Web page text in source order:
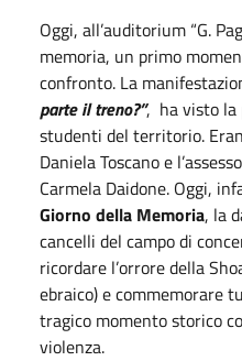
Oggi, all’auditorium “G.
memoria, un primo
confronto. La
parte il treno?”, ha visto la
studenti del territorio.
Daniela Toscano e
Carmela Daidone. Oggi,
Giorno della Memoria, la
cancelli del campo di
ricordare l’orrore della
ebraico) e commemorare
tragico momento storico
violenza.